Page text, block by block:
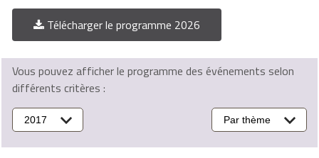
Télécharger le programme 2026
Vous pouvez afficher le programme des événements selon
différents critères :
2017 Par thème